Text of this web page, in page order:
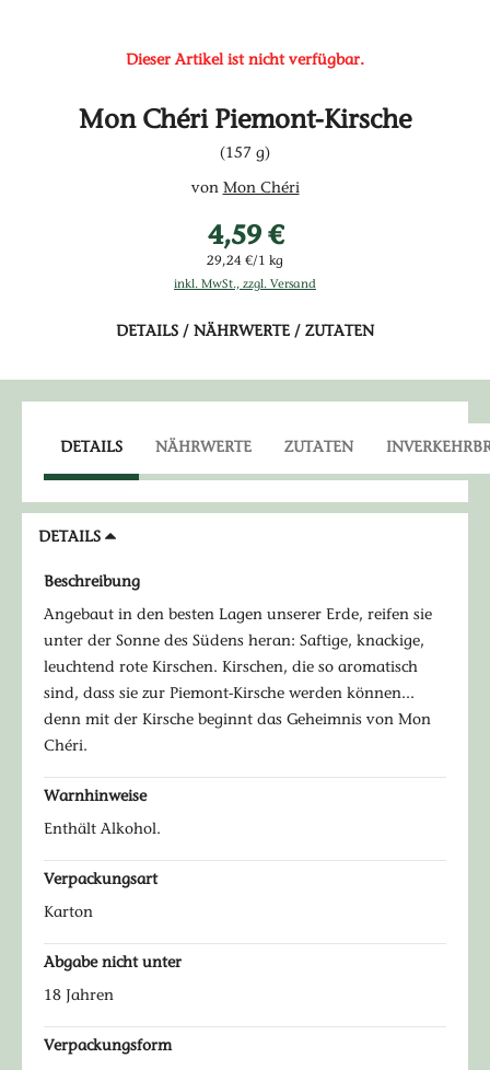
Dieser Artikel ist nicht verfügbar.
Mon Chéri Piemont-Kirsche
(157 g)
von Mon Chéri
4,59 €
29,24 €/1 kg
inkl. MwSt., zzgl. Versand
DETAILS / NÄHRWERTE / ZUTATEN
DETAILS NÄHRWERTE ZUTATEN
DETAILS
Beschreibung
Angebaut in den besten Lagen unserer Erde, reifen sie
unter der Sonne des Südens heran: Saftige, knackige,
leuchtend rote Kirschen. Kirschen, die so aromatisch
sind, dass sie zur Piemont-Kirsche werden können...
denn mit der Kirsche beginnt das Geheimnis von Mon
Chéri.
Warnhinweise
Enthält Alkohol.
Verpackungsart
Karton
Abgabe nicht unter
18 Jahren
Verpackungsform